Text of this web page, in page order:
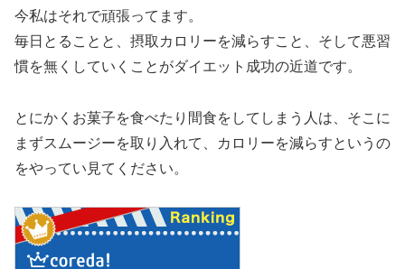
今私はそれで頑張ってます。
毎日とることと、摂取カロリーを減らすこと、そして悪習
慣を無くしていくことがダイエット成功の近道です。
とにかくお菓子を食べたり間食をしてしまう人は、そこに
まずスムージーを取り入れて、カロリーを減らすというの
をやってい見てください。